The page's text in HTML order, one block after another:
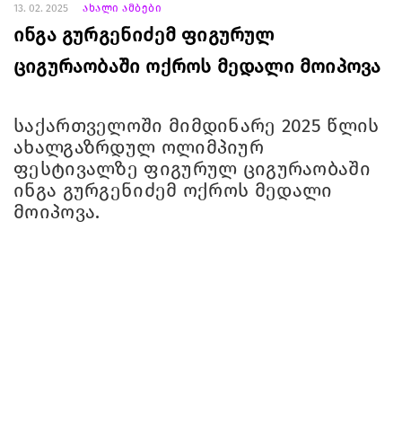
13. 02. 2025 ახალი ამბები
ინგა გურგენიძემ ფიგურულ
ციგურაობაში ოქროს მედალი მოიპოვა
საქართველოში მიმდინარე 2025 წლის
ახალგაზრდულ ოლიმპიურ
ფესტივალზე ფიგურულ ციგურაობაში
ინგა გურგენიძემ ოქროს მედალი
მოიპოვა.